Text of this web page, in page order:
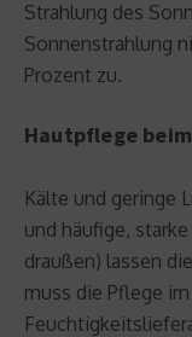
Strahlung des
Sonnenstrahlung
Prozent zu.
Hautpflege
Kälte und geringe
und häufige,
draußen) lassen
muss die Pflege